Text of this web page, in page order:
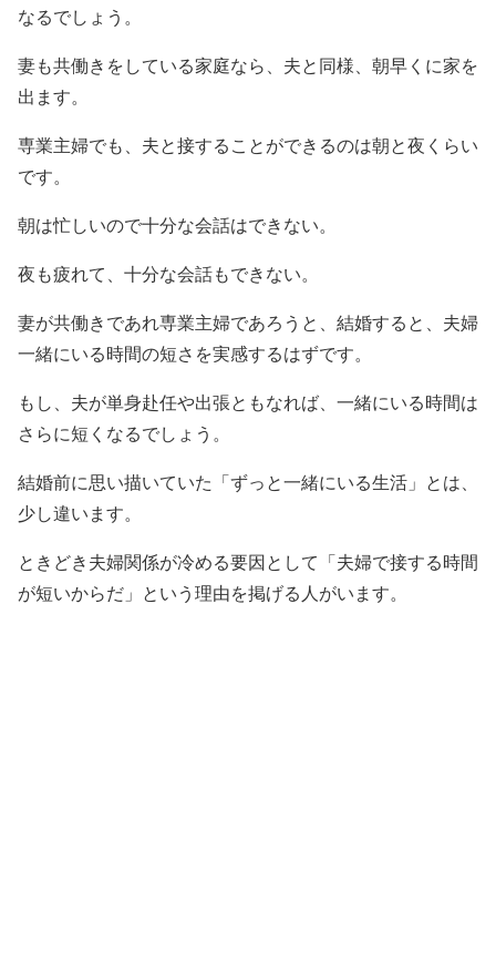
なるでしょう。
妻も共働きをしている家庭なら、夫と同様、朝早くに家を
出ます。
専業主婦でも、夫と接することができるのは朝と夜くらい
です。
朝は忙しいので十分な会話はできない。
夜も疲れて、十分な会話もできない。
妻が共働きであれ専業主婦であろうと、結婚すると、夫婦
一緒にいる時間の短さを実感するはずです。
もし、夫が単身赴任や出張ともなれば、一緒にいる時間は
さらに短くなるでしょう。
結婚前に思い描いていた「ずっと一緒にいる生活」とは、
少し違います。
ときどき夫婦関係が冷める要因として「夫婦で接する時間
が短いからだ」という理由を掲げる人がいます。